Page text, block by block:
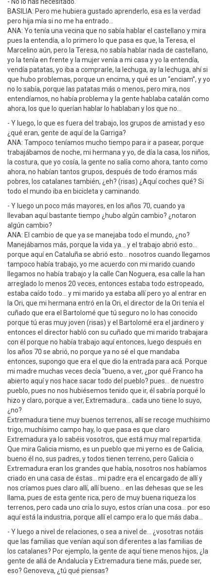
BASILIA: Pero me hubiera gustado aprenderlo, esa es la verdad
pero hija mía si no me ha entrado...
ANA: Yo tenía una vecina que no sabía hablar el castellano y mira
pues la entendía, a lo primero lo que pasa es que, la Teresa, el
Marcelino aún, pero la Teresa, no sabía hablar nada de castellano,
yo la tenía en frente y la mujer venía a mi casa y yo la entendía,
vendía patatas, yo iba a comprarle, la lechuga, ay la lechuga, ahí si
que hubo problemas, porque un encima, y qué es un “enciam”, y yo
no lo sabía, porque las patatas más o menos, pero mira, nos
entendíamos, no había problema y la gente hablaba catalán como
ahora, los que lo querían hablar lo hablaban y los que no...
- Y luego, lo que es fuera del trabajo, los grupos de amistad y eso
¿qué eran, gente de aquí de la Garriga?
ANA: Tampoco teníamos mucho tiempo para ir a pasear, porque
trabajábamos de noche, mi hermana y yo, de día la casa, los niños,
la costura, que yo cosía, la gente no salía como ahora, tanto como
ahora, no habían tantos grupos, después de todo éramos más
pobres, los catalanes también, ¿eh? (risas) ¿Aquí coches qué? Si
todo el mundo iba en bicicleta y caminando.
- Y luego un poco más mayores, en los años 70, cuando ya
llevaban aquí bastante tiempo ¿hubo algún cambio? ¿notaron
algún cambio?
ANA: El cambio de que ya se manejaba todo el mundo, ¿no?
Manejábamos más, porque la vida ya... y el trabajo abrió esto...
porque aquí en Cataluña se abrió esto... nosotros cuando llegamos
tampoco había trabajo, yo me acuerdo con mi marido cuando
llegamos no había trabajo y la calle Can Noguera, esa calle la han
arreglado lo menos 20 veces, entonces estaba todo estropeado,
estaba caído todo... y mi marido ya estaba allí pero yo al entrar en
la Ori, que mi hermana entró en la Ori, el director de la Ori tenía el
cuñado que era el Bartolomé que tú seguro no lo has conocido
porque tú eras muy joven (risas) y el Bartolomé era el jardinero y
entonces el director habló con su cuñado que mi marido trabajara
con él porque no había trabajo aquí entonces, luego después en
los años 70 se abrió, no porque ya no sé el que mandaba
entonces, supongo que era el que dio la entrada para acá. Porque
mi madre muchas veces decía “bueno, a ver, ¿por qué Franco ha
abierto aquí y nos hace sacar todo del pueblo? pues... de nuestro
pueblo, pues no nos hubiésemos tenido que ir, él sabría porqué lo
hizo y claro, porque a ver, Extremadura... cada uno tiene lo suyo,
¿no?
Extremadura tiene muy buenos terrenos, allí se recoge muchísimo
trigo, muchísimo campo hay, lo que pasa es que claro
Extremadura ya lo sabéis vosotros, que está muy mal repartida.
Que mira Galicia mismo, es un pueblo que mi yerno es de Galicia,
bueno él no, sus padres, y todos tienen terreno, pero Galicia o
Extremadura eran los grandes que había, nosotros nos habíamos
criado en una casa de éstas... mi padre era el encargado de allí y
nos críamos pues claro allí, allí bueno... en las dehesas que se les
llama, pues de esta gente rica, pero de muy buena riqueza los
terrenos, pero cada uno cría lo suyo, estos crían una cosa... por eso
aquí está la industria, porque allí el campo era lo que más daba...
- Y luego a nivel de relaciones, o sea a nivel de... ¿vosotras notáis
que las familias que venían aquí son diferentes a las familias de
los catalanes? Por ejemplo, la gente de aquí tiene menos hijos, ¿la
gente de allá de Andalucía y Extremadura tiene más, puede ser,
eso? Genoveva, ¿tú qué piensas?